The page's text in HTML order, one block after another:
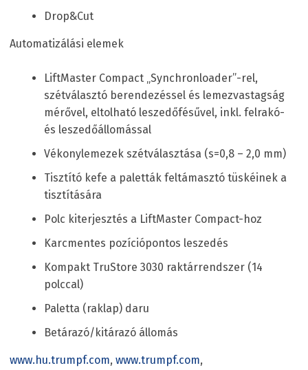
Drop&Cut
Automatizálási elemek
LiftMaster Compact „Synchronloader”-rel,
szétválasztó berendezéssel és lemezvastagság
mérővel, eltolható leszedőfésűvel, inkl. felrakó-
és leszedőállomással
Vékonylemezek szétválasztása (s=0,8 – 2,0 mm)
Tisztító kefe a paletták feltámasztó tüskéinek a
tisztítására
Polc kiterjesztés a LiftMaster Compact-hoz
Karcmentes pozíciópontos leszedés
Kompakt TruStore 3030 raktárrendszer (14
polccal)
Paletta (raklap) daru
Betárazó/kitárazó állomás
www.hu.trumpf.com, www.trumpf.com,